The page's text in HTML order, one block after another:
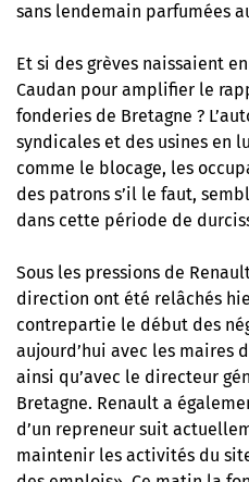
sans lendemain parfumées
Et si des grèves naissaient
Caudan pour amplifier le
fonderies de Bretagne ?
syndicales et des usines en
comme le blocage, les
des patrons s’il le faut,
dans cette période de
Sous les pressions de
direction ont été relâchés
contrepartie le début des
aujourd’hui avec les maires
ainsi qu’avec le directeur
Bretagne. Renault a
d’un repreneur suit
maintenir les activités du